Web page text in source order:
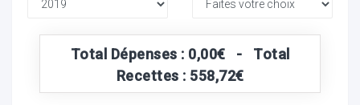
Total Dépenses : 0,00€ - Total
Recettes : 558,72€